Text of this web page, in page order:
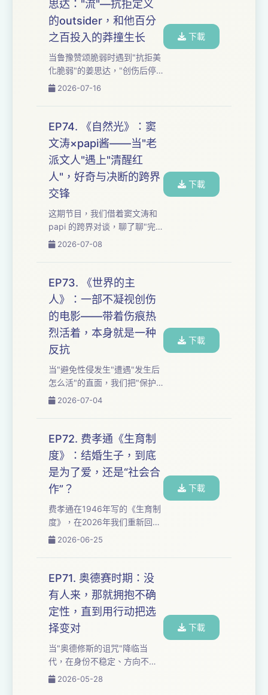
境之间，谁才是真正的局外
人？ 从"心忧花贱怨天热"到"土
地卖给工厂"，从"信息差是关
问：当乡土中国的差序格局被
打破，"让被忽视的都得以被看
见"是温情还是无力？在时代的
思达："流"—抗拒定义
的outsider，和他百分
之百投入的莽撞生长
当鲁豫赞颂脆弱时遇到"抗拒美
化脆弱"的姜思达，"创伤后停
止做最好的自己"的自我保护
投入"的碰撞十足迷人——
从"outsider的双刃剑"到"预习
过死亡却没预习过平淡"的越野
独白，姜思达与鲁豫的对谈缓
缓落下帷幕。 从"麻木才是最可
怕的"到"排斥与认可同源"，在
探索语言超现实的"流"过程
中，我们追问：当敏锐成为自
我孤立的利刃，"百分之百投
入"还能否成为现实？在理性和
感性之...
2026-07-16
下載
EP74. 《自然光》：窦
文涛×papi酱——当"老
派文人"遇上"清醒红
人"，好奇与决断的跨界
交锋
这期节目，我们借着窦文涛和
papi 的跨界对谈，聊了聊"完
美准备的焦虑"与"不擅长的手
理的路千千万万"的敬畏到"舍
弃才是推你往前走"的决断，文
化人和短视频顶流谁更清醒？
从"甘愿就没有牺牲感"的主体
性到"课题分离是最好的防
御"，从"能力喜欢适合的不可
能三角"到"不完美才是时间的
意义"，我们追问：当原则遭遇
情感，打破边界是成长还是背
叛？持续放下身段，是好奇还
是妥协？...
2026-07-08
下載
EP73. 《世界的主
人》：一部不凝视创伤
的电影——带着伤痕热
烈活着，本身就是一种
反抗
当"避免性侵发生"遭遇"发生后
怎么活"的直面，我们把"保护
式的惩罚"与"相信受害者不是
从"不凝视创伤"的镜头语言
到"活着本身就是反抗"的加缪
式答案，我们提问：幸存者必
须永远悲情吗？ 从"洗车的崩
溃"到"说出来"的阵痛，从"善意
的错位"到"当成普通人对待"的
消费苦难而非给出解法，"不把
他当受害者"是冷漠还是尊重？
如果你也在"过度关怀"与"刻意
2026-07-04
下載
EP72. 费孝通《生育制
度》：结婚生子，到底
是为了爱，还是“社会合
作”？
费孝通在1946年写的《生育制
度》，在2026年我们重新回
望，如今的低生育率越来越显
的生"的冰冷结构与"我理解它
但不遵从它"的个体意识拆给你
听。从"父亲隐身"的三角维稳
到"生不生孩子不是个人决
定"的社会计提，婚姻意味着什
么？ 从"损己利人"的女性代价
从"1940年代的无力感重
演"到"家庭结构会变化"的乐观
预判，我们追问：当个体意识
2026-06-25
下載
EP71. 奥德赛时期：没
有人来，那就拥抱不确
定性，直到用行动把选
择变对
当"奥德修斯的诅咒"降临当
代，在身份不稳定、方向不确
定的奥德赛时期，我们还能相
2026-05-28
下載